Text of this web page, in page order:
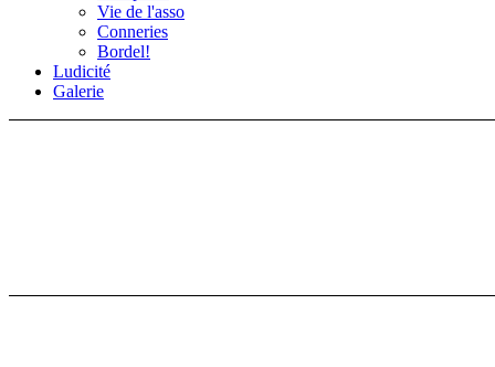
Vie de l'asso
Conneries
Bordel!
Ludicité
Galerie